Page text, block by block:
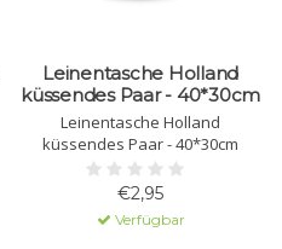
Leinentasche Holland
küssendes Paar - 40*30cm
Leinentasche Holland
küssendes Paar - 40*30cm
€2,95
Verfügbar